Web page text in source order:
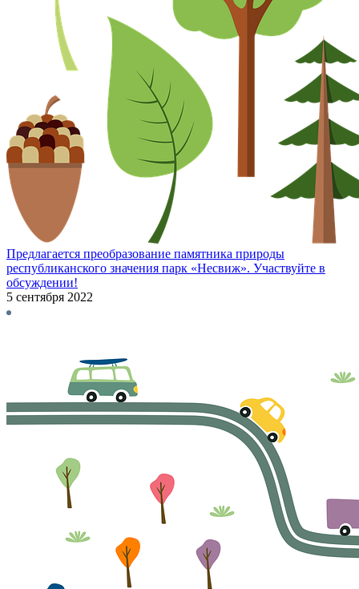
Предлагается преобразование памятника природы
республиканского значения парк «Несвиж». Участвуйте в
обсуждении!
5 сентября 2022